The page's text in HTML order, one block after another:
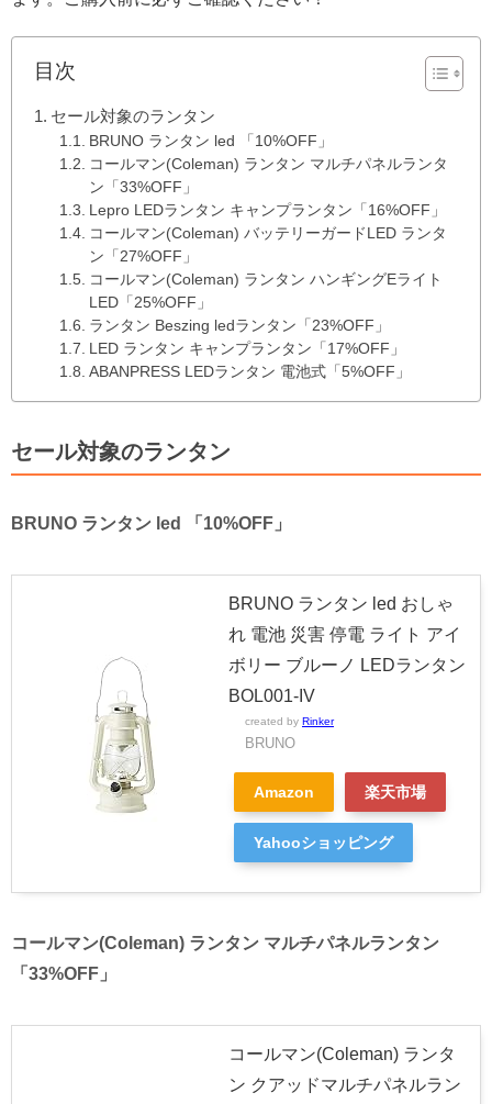
目次
セール対象のランタン
BRUNO ランタン led 「10%OFF」
コールマン(Coleman) ランタン マルチパネルランタ
ン「33%OFF」
Lepro LEDランタン キャンプランタン「16%OFF」
コールマン(Coleman) バッテリーガードLED ランタ
ン「27%OFF」
コールマン(Coleman) ランタン ハンギングEライト
LED「25%OFF」
ランタン Beszing ledランタン「23%OFF」
LED ランタン キャンプランタン「17%OFF」
ABANPRESS LEDランタン 電池式「5%OFF」
セール対象のランタン
BRUNO ランタン led 「10%OFF」
BRUNO ランタン led おしゃ
れ 電池 災害 停電 ライト アイ
ボリー ブルーノ LEDランタン
BOL001-IV
created by Rinker
BRUNO
Amazon 楽天市場
Yahooショッピング
コールマン(Coleman) ランタン マルチパネルランタン
「33%OFF」
コールマン(Coleman) ランタ
ン クアッドマルチパネルラン